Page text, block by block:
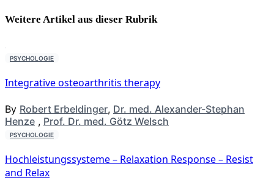
Weitere Artikel aus dieser Rubrik
PSYCHOLOGIE
Integrative osteoarthritis therapy
By Robert Erbeldinger, Dr. med. Alexander-Stephan
Henze , Prof. Dr. med. Götz Welsch
PSYCHOLOGIE
Hochleistungssysteme – Relaxation Response – Resist
and Relax